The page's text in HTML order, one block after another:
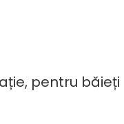
pentru băieți